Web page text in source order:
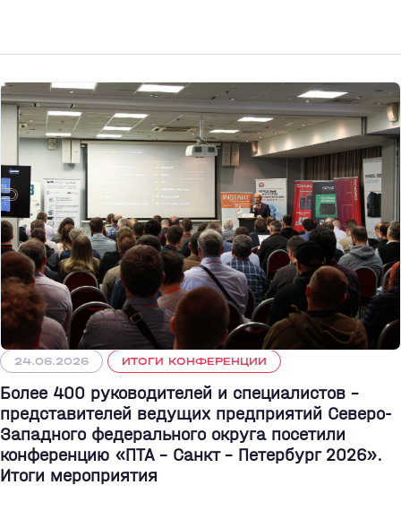
24.06.2026 ИТОГИ КОНФЕРЕНЦИИ
Более 400 руководителей и специалистов –
представителей ведущих предприятий Северо-
Западного федерального округа посетили
конференцию «ПТА – Санкт - Петербург 2026».
Итоги мероприятия